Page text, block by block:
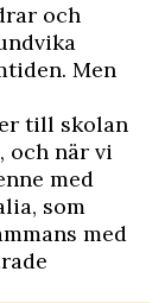
och
Men
till skolan
och när vi
med
som
med